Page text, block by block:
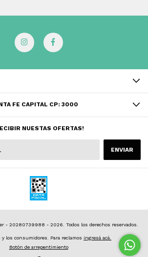
FE CAPITAL CP: 3000
NUESTAS OFERTAS!
- 20280739988 - 2026. Todos los derechos reservados.
y los consumidores. Para reclamos ingresá acá.
Botón de arrepentimiento